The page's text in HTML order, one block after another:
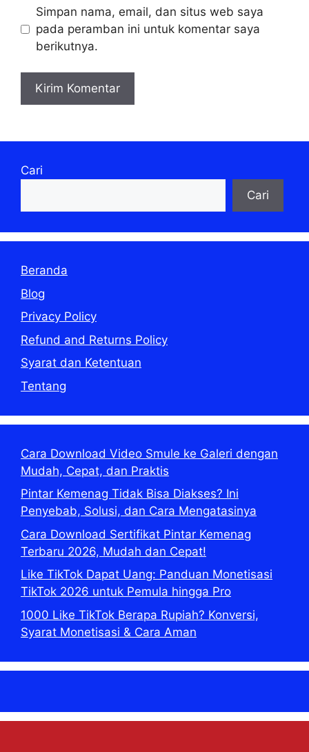
Simpan nama, email, dan situs web saya
pada peramban ini untuk komentar saya
berikutnya.
Cari
Cari
Beranda
Blog
Privacy Policy
Refund and Returns Policy
Syarat dan Ketentuan
Tentang
Cara Download Video Smule ke Galeri dengan
Mudah, Cepat, dan Praktis
Pintar Kemenag Tidak Bisa Diakses? Ini
Penyebab, Solusi, dan Cara Mengatasinya
Cara Download Sertifikat Pintar Kemenag
Terbaru 2026, Mudah dan Cepat!
Like TikTok Dapat Uang: Panduan Monetisasi
TikTok 2026 untuk Pemula hingga Pro
1000 Like TikTok Berapa Rupiah? Konversi,
Syarat Monetisasi & Cara Aman